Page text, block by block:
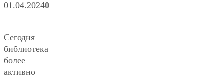
01.04.20240
Сегодня
библиотека
более
активно